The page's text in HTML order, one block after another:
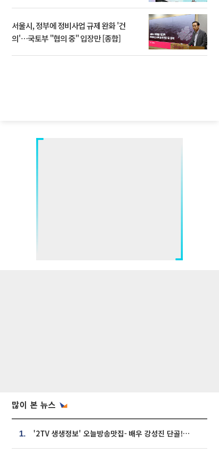
서울시, 정부에 정비사업 규제 완화 '건
의'⋯국토부 "협의 중" 입장만 [종합]
많이 본 뉴스
1. '2TV 생생정보' 오늘방송맛집- 배우 강성진 단골! 쌀국수ㆍ푸팟퐁 커리 맛집 '블○○○'